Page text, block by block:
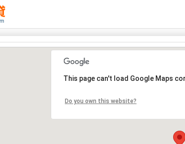
This page can't load Google Maps
Do you own this website?